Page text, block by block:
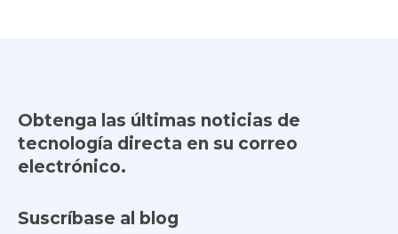
Obtenga las últimas noticias de
tecnología directa en su correo
electrónico.
Suscríbase al blog